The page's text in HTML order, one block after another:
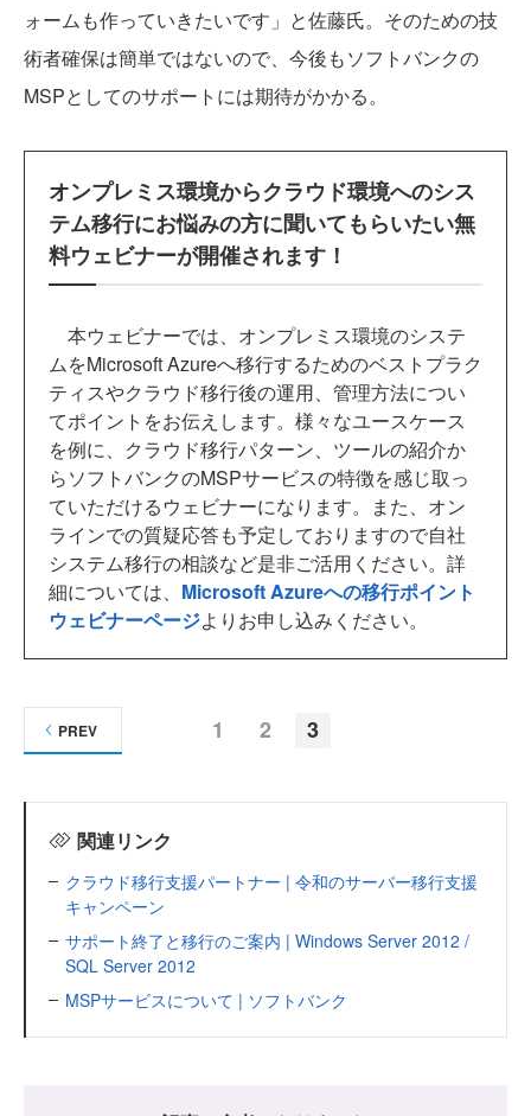
ォームも作っていきたいです」と佐藤氏。そのための技
術者確保は簡単ではないので、今後もソフトバンクの
MSPとしてのサポートには期待がかかる。
オンプレミス環境からクラウド環境へのシス
テム移行にお悩みの方に聞いてもらいたい無
料ウェビナーが開催されます！
本ウェビナーでは、オンプレミス環境のシステ
ムをMicrosoft Azureへ移行するためのベストプラク
ティスやクラウド移行後の運用、管理方法につい
てポイントをお伝えします。様々なユースケース
を例に、クラウド移行パターン、ツールの紹介か
らソフトバンクのMSPサービスの特徴を感じ取っ
ていただけるウェビナーになります。また、オン
ラインでの質疑応答も予定しておりますので自社
システム移行の相談など是非ご活用ください。詳
細については、 Microsoft Azureへの移行ポイント
ウェビナーページよりお申し込みください。
1 2 3
PREV
関連リンク
クラウド移行支援パートナー | 令和のサーバー移行支援
キャンペーン
サポート終了と移行のご案内 | Windows Server 2012 /
SQL Server 2012
MSPサービスについて | ソフトバンク